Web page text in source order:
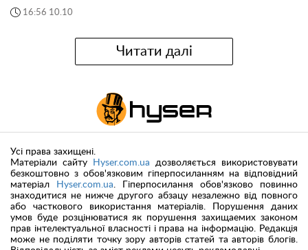
16:56 10.10
Читати далі
Усі права захищені.
Матеріали сайту
Hyser.com.ua дозволяється використовувати
безкоштовно з обов'язковим гіперпосиланням на відповідний
матеріал
Hyser.com.ua. Гіперпосилання обов'язково повинно
знаходитися не нижче другого абзацу незалежно від повного
або часткового використання матеріалів. Порушення даних
умов буде розцінюватися як порушення захищаемих законом
прав інтелектуальної власності і права на інформацію. Редакція
може не поділяти точку зору авторів статей та авторів блогів.